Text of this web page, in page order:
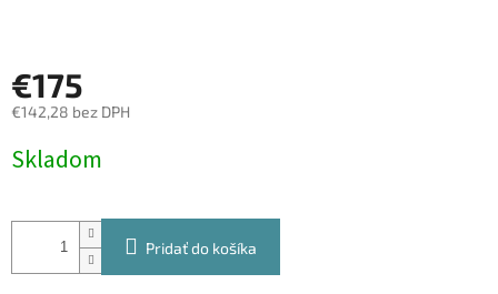
€175
€142,28 bez DPH
cena:
Skladom
Pridať do košíka